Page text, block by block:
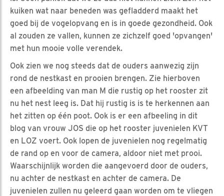
kuiken wat naar beneden was gefladderd maakt het
goed bij de vogelopvang en is in goede gezondheid. Ook
al zouden ze vallen, kunnen ze zichzelf goed 'opvangen'
met hun mooie volle verendek.
Ook zien we nog steeds dat de ouders aanwezig zijn
rond de nestkast en prooien brengen. Zie hierboven
een afbeelding van man M die rustig op het rooster zit
nu het nest leeg is. Dat hij rustig is is te herkennen aan
het zitten op één poot. Ook is er een afbeeling in dit
blog van vrouw JOS die op het rooster juvenielen KVT
en LOZ voert. Ook lopen de juvenielen nog regelmatig
de rand op en voor de camera, aldoor niet met prooi.
Waarschijnlijk worden die aangevoerd door de ouders,
nu achter de nestkast en achter de camera. De
juvenielen zullen nu geleerd gaan worden om te vliegen